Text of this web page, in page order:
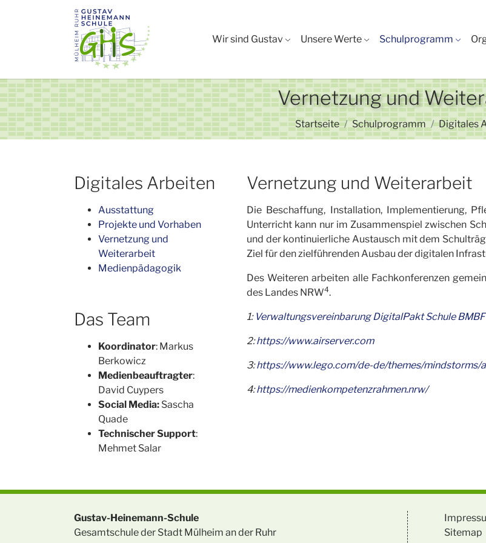
Zum Hauptinhalt springen
Wir sind Gustav Unsere Werte Schulprogramm
Vernetzung und
Sie sind hier:
Startseite Schulprogramm Digitales
Vernetzung und Weiterarbeit
Die Beschaffung, Installation, Implementierung,
Unterricht kann nur im Zusammenspiel zwischen
und der kontinuierliche Austausch mit dem
Ziel für den zielführenden Ausbau der digitalen
Des Weiteren arbeiten alle Fachkonferenzen
des Landes NRW4.
1: Verwaltungsvereinbarung DigitalPakt Schule BMBF
2:https://www.airserver.com
3:https://www.lego.com/de-de/themes/mindstorms/
4:https://medienkompetenzrahmen.nrw/
Digitales Arbeiten
Ausstattung
Projekte und Vorhaben
Vernetzung und
Weiterarbeit
Medienpädagogik
Das Team
Koordinator: Markus
Berkowicz
Medienbeauftragter:
David Cuypers
Social Media: Sascha
Quade
Technischer Support:
Mehmet Salar
Gustav-Heinemann-Schule
Gesamtschule der Stadt Mülheim an der Ruhr
Sitemap